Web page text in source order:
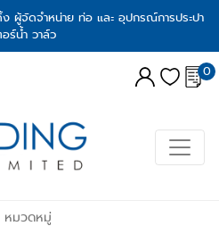
ผู้จัดจำหน่าย ท่อ และ อุปกรณ์การประปา
ร์น้ำ วาล์ว
0